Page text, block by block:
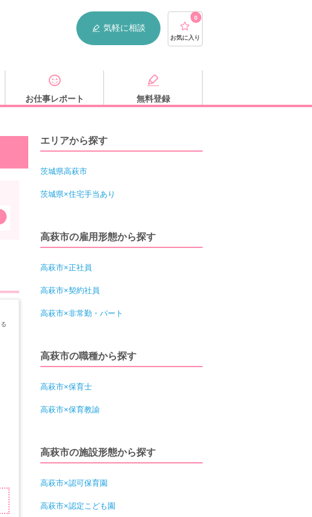
気軽に相談
0
お気に入り
お仕事レポート 無料登録
エリアから探す
茨城県高萩市
茨城県×住宅手当あり
高萩市の雇用形態から探す
高萩市×正社員
高萩市×契約社員
高萩市×非常勤・パート
高萩市の職種から探す
高萩市×保育士
高萩市×保育教諭
高萩市の施設形態から探す
高萩市×認可保育園
高萩市×認定こども園